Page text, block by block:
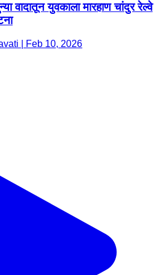
वादातून युवकाला मारहाण चांदुर रेल्वे
| Feb 10, 2026